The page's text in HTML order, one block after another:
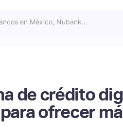
de crédito
ofrecer